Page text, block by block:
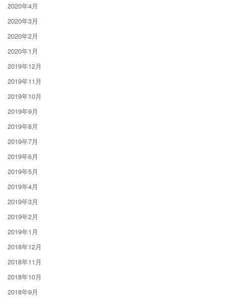
2020年4月
2020年3月
2020年2月
2020年1月
2019年12月
2019年11月
2019年10月
2019年9月
2019年8月
2019年7月
2019年6月
2019年5月
2019年4月
2019年3月
2019年2月
2019年1月
2018年12月
2018年11月
2018年10月
2018年9月